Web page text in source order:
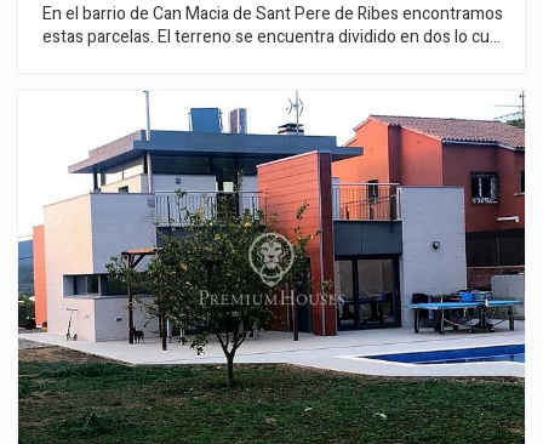
En el barrio de Can Macia de Sant Pere de Ribes encontramos
estas parcelas. El terreno se encuentra dividido en dos lo cual
se venden juntas. La parcela tiene 894m2 y se puede
construir una vivienda unifamiliar de máximo 269m2 en planta
y de 322m2 en planta baja más planta primera. En el caso de
querer construir dos viviendas, cada terreno tendría 447m2 y
se podría construir una casa unifamiliar de máximo 135m2 en
planta y de 161m2 en planta baja mas uno. Normativa
urbanística (10.1h Zona de edificación residencial) Parcela
mínima 380m2 Edificabilidad máxima de 0,36m2 / m2 terreno
Ocupación máxima 30% Fachada mínima de 15m Altura
reguladora máxima 8,00m Construcción auxiliar con un 5% de
ocupación Uso permitido: Vivienda unifamiliar El barrio de Can
Macia de Sant Pere de Ribes se caracteriza por ser muy
tranquilo todo el año y sobre todo por tener una vigilancia
privada. Los Viñedos ofrece este estilo de vida sin renunciar a
una ubicación óptima con respecto a Sitges y a servicios.